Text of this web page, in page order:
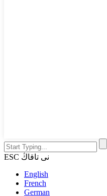
ESC نى تاقاڭ
English
French
German